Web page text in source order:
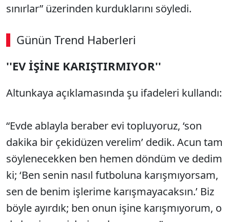
sınırlar” üzerinden kurduklarını söyledi.
Günün Trend Haberleri
00:02 / 08:43
''EV İŞİNE KARIŞTIRMIYOR''
Altunkaya açıklamasında şu ifadeleri kullandı:
“Evde ablayla beraber evi topluyoruz, ‘son
dakika bir çekidüzen verelim’ dedik. Acun tam
söylenecekken ben hemen döndüm ve dedim
ki; ‘Ben senin nasıl futboluna karışmıyorsam,
sen de benim işlerime karışmayacaksın.’ Biz
böyle ayırdık; ben onun işine karışmıyorum, o